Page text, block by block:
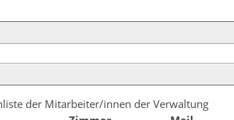
der Mitarbeiter/innen der Verwaltung